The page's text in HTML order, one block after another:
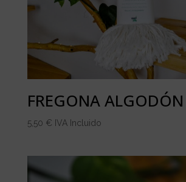
FREGONA ALGODÓN
5,50 € IVA Incluido